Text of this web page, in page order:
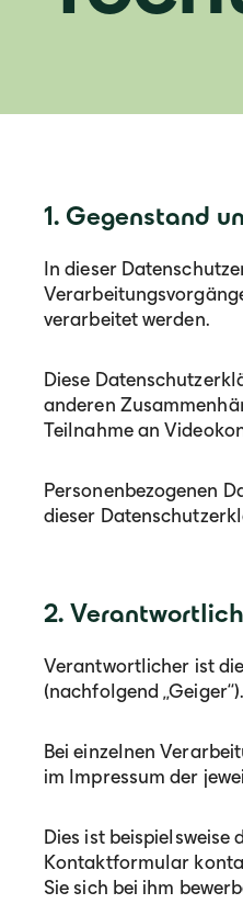
1. Gegenstand
In dieser
verarbeitet werden.
Diese
anderen
Teilnahme an
Personenbezogenen
dieser
2.
Verantwortlicher ist
(nachfolgend „Geiger“).
Bei einzelnen
im Impressum der
Dies ist
Kontaktformular
Sie sich bei ihm